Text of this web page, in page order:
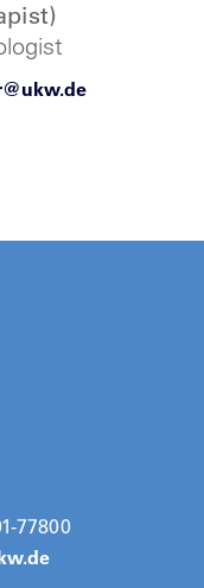
77800